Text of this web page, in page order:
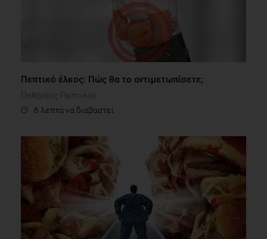
Πεπτικό έλκος: Πώς θα το αντιμετωπίσετε;
Παθήσεις Πεπτικού
6 λεπτά να διαβαστεί